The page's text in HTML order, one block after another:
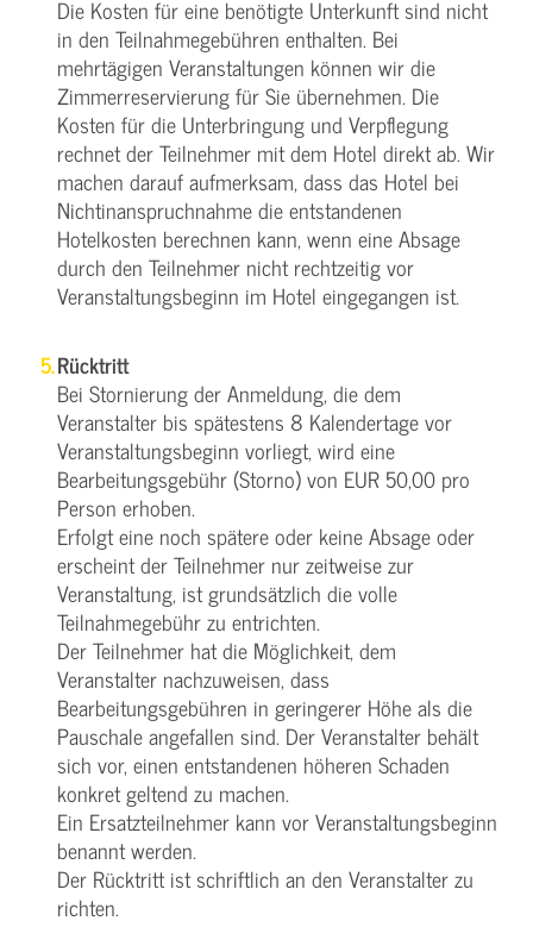
Die Kosten für eine benötigte Unterkunft sind nicht
in den Teilnahmegebühren enthalten. Bei
mehrtägigen Veranstaltungen können wir die
Zimmerreservierung für Sie übernehmen. Die
Kosten für die Unterbringung und Verpflegung
rechnet der Teilnehmer mit dem Hotel direkt ab. Wir
machen darauf aufmerksam, dass das Hotel bei
Nichtinanspruchnahme die entstandenen
Hotelkosten berechnen kann, wenn eine Absage
durch den Teilnehmer nicht rechtzeitig vor
Veranstaltungsbeginn im Hotel eingegangen ist.
Rücktritt
Bei Stornierung der Anmeldung, die dem
Veranstalter bis spätestens 8 Kalendertage vor
Veranstaltungsbeginn vorliegt, wird eine
Bearbeitungsgebühr (Storno) von EUR 50,00 pro
Person erhoben.
Erfolgt eine noch spätere oder keine Absage oder
erscheint der Teilnehmer nur zeitweise zur
Veranstaltung, ist grundsätzlich die volle
Teilnahmegebühr zu entrichten.
Der Teilnehmer hat die Möglichkeit, dem
Veranstalter nachzuweisen, dass
Bearbeitungsgebühren in geringerer Höhe als die
Pauschale angefallen sind. Der Veranstalter behält
sich vor, einen entstandenen höheren Schaden
konkret geltend zu machen.
Ein Ersatzteilnehmer kann vor Veranstaltungsbeginn
benannt werden.
Der Rücktritt ist schriftlich an den Veranstalter zu
richten.